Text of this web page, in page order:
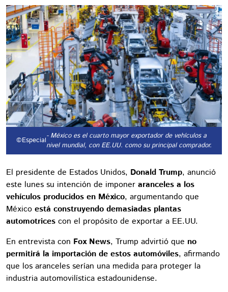
©Especial- México es el cuarto mayor exportador de vehículos a
nivel mundial, con EE.UU. como su principal comprador.
El presidente de Estados Unidos, Donald Trump, anunció
este lunes su intención de imponer aranceles a los
vehículos producidos en México, argumentando que
México está construyendo demasiadas plantas
automotrices con el propósito de exportar a EE.UU.
En entrevista con Fox News, Trump advirtió que no
permitirá la importación de estos automóviles, afirmando
que los aranceles serían una medida para proteger la
industria automovilística estadounidense.